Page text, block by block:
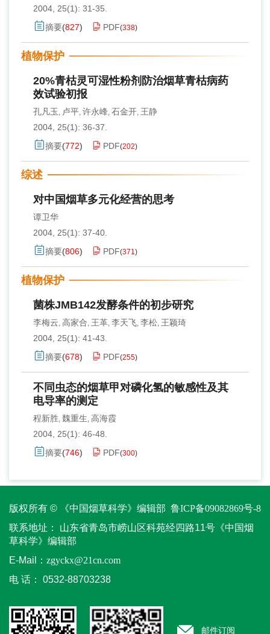
2004, 25(1): 31-35.
摘要(827) PDF(338)
植物保护
20%青枯灵可湿性粉剂防治烟草青枯病药
效试验初报
孔凡玉 , 卢平, 许永峰, 石金开, 王静
2004, 25(1): 36-37.
摘要(772) PDF(202)
综述
对中国烟草多元化经营的思考
谭卫华
2004, 25(1): 37-40.
摘要(806) PDF(371)
植物保护
菌株JMB142发酵条件的初步研究
李梅云, 高家合, 王革, 李天飞, 李松, 王颖琦
2004, 25(1): 41-43.
摘要(678) PDF(255)
不同虫态的烟草甲对磷化氢的敏感性及其
电导率的测定
程新胜, 魏重生, 高海霞
2004, 25(1): 46-48.
摘要(746) PDF(300)
版权所有 © 《中国烟草科学》编辑部 鲁ICP备09082869号-8
联系地址：
山东省青岛市崂山区科苑经四路11号《中国烟
草科学》编辑部
E-Mail： zgyckx@21cn.com
电 话：
0532-88703238
邮件订阅